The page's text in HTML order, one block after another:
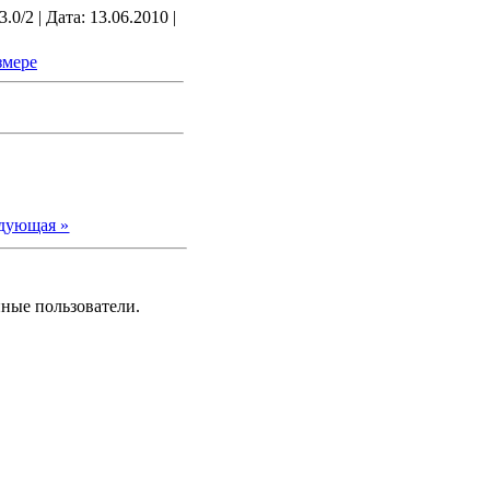
2 | Дата: 13.06.2010 |
»
пользователи.